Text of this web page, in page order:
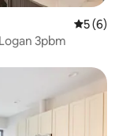
5 de
5 (6)
3pbm